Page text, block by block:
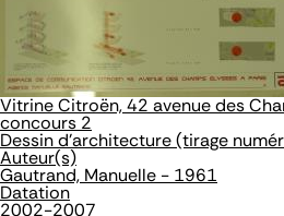
Vitrine Citroën, 42 avenue des
concours 2
Dessin d'architecture (tirage
Auteur(s)
Gautrand, Manuelle - 1961
Datation
2002-2007